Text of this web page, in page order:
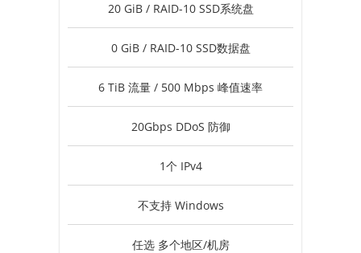
20 GiB / RAID-10 SSD系统盘
0 GiB / RAID-10 SSD数据盘
6 TiB 流量 / 500 Mbps 峰值速率
20Gbps DDoS 防御
1个 IPv4
不支持 Windows
任选 多个地区/机房